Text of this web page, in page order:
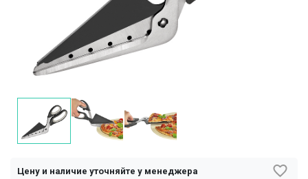
Цену и наличие уточняйте у менеджера